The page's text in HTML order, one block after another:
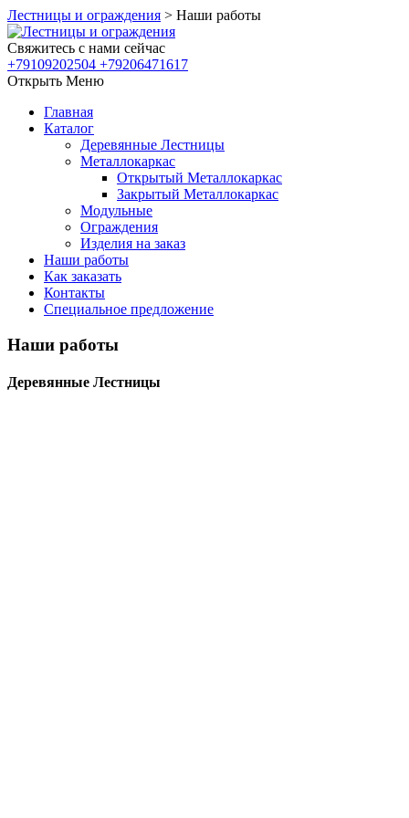
Лестницы и ограждения > Наши работы
Свяжитесь с нами сейчас
+79109202504 +79206471617
Открыть Меню
Главная
Каталог
Деревянные Лестницы
Металлокаркас
Открытый Металлокаркас
Закрытый Металлокаркас
Модульные
Ограждения
Изделия на заказ
Наши работы
Как заказать
Контакты
Специальное предложение
Наши работы
Деревянные Лестницы